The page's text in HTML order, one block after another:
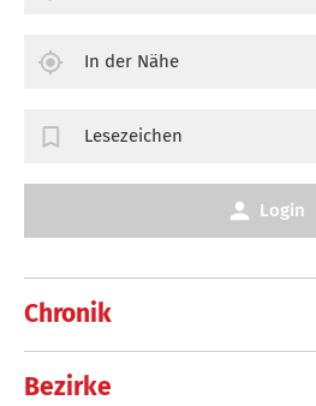
Chronik
Bezirke
In der Nähe
Lesezeichen
Login